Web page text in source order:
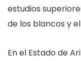
estudios
de los blancos y
En el Estado de